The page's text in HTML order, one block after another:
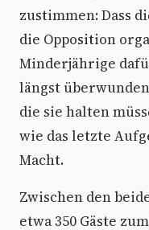
zustimmen: Dass
die Opposition
Minderjährige
längst
die sie halten
wie das letzte
Macht.
Zwischen den
etwa 350 Gäste